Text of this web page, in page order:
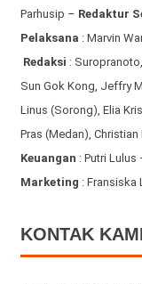
Parhusip – Redaktur
Pelaksana : Marvin
Redaksi :
Sun Gok Kong, Jeffry
Linus (Sorong), Elia
Pras (Medan), Christian
Keuangan : Putri Lulus
Marketing : Fransiska
KONTAK